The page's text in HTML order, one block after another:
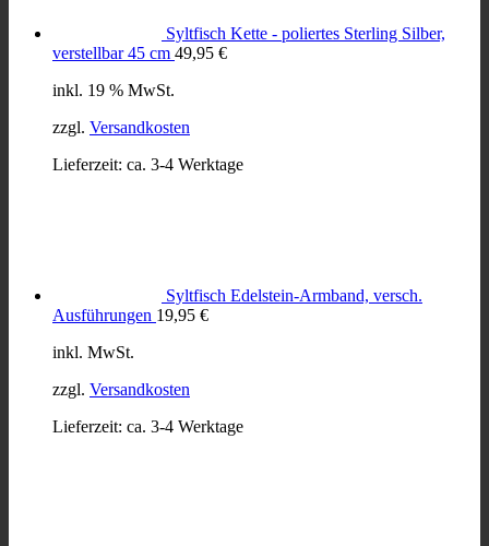
Syltfisch Kette - poliertes Sterling Silber,
verstellbar 45 cm 49,95 €
inkl. 19 % MwSt.
zzgl. Versandkosten
Lieferzeit: ca. 3-4 Werktage
Syltfisch Edelstein-Armband, versch.
Ausführungen 19,95 €
inkl. MwSt.
zzgl. Versandkosten
Lieferzeit: ca. 3-4 Werktage